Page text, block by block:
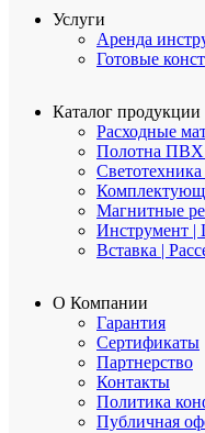
Услуги
Аренда
Готовые
Каталог продукции
Расходные
Полотна ПВХ
Магнитные
Инструмент |
Вставка |
О Компании
Гарантия
Сертификаты
Партнерство
Контакты
Политика
Публичная